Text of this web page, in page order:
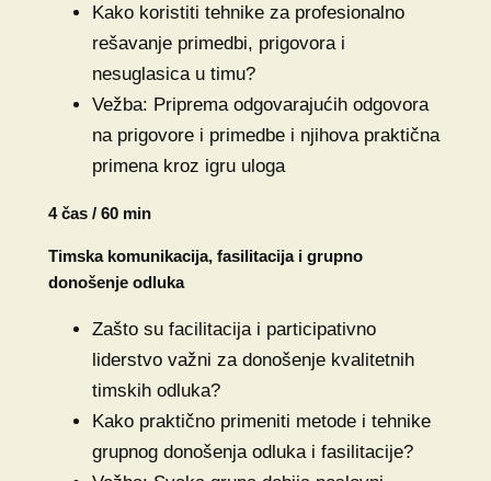
Kako koristiti tehnike za profesionalno
rešavanje primedbi, prigovora i
nesuglasica u timu?
Vežba: Priprema odgovarajućih odgovora
na prigovore i primedbe i njihova praktična
primena kroz igru uloga
4 čas / 60 min
Timska komunikacija, fasilitacija i grupno
donošenje odluka
Zašto su facilitacija i participativno
liderstvo važni za donošenje kvalitetnih
timskih odluka?
Kako praktično primeniti metode i tehnike
grupnog donošenja odluka i fasilitacije?